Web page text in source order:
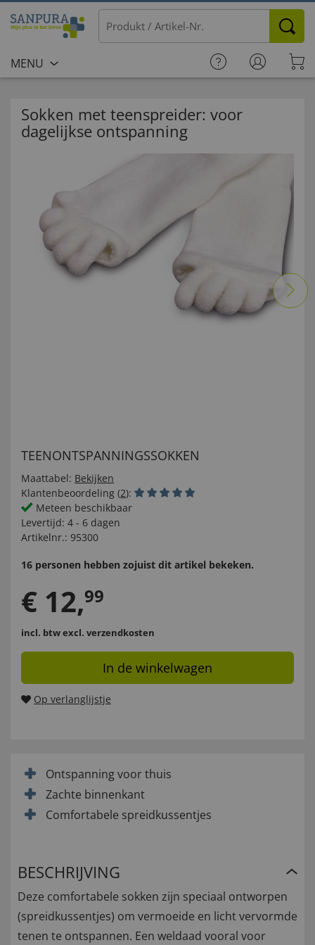
MENU
Sokken met teenspreider: voor
dagelijkse ontspanning
TEENONTSPANNINGSSOKKEN
Maattabel: Bekijken
Klantenbeoordeling (2):
Meteen beschikbaar
Levertijd: 4 - 6 dagen
Artikelnr.: 95300
16 personen hebben zojuist dit artikel bekeken.
€ 12,99
incl. btwexcl. verzendkosten
In de winkelwagen
Op verlanglijstje
Ontspanning voor thuis
Zachte binnenkant
Comfortabele spreidkussentjes
BESCHRIJVING
Deze comfortabele sokken zijn speciaal ontworpen
(spreidkussentjes) om vermoeide en licht vervormde
tenen te ontspannen. Een weldaad vooral voor